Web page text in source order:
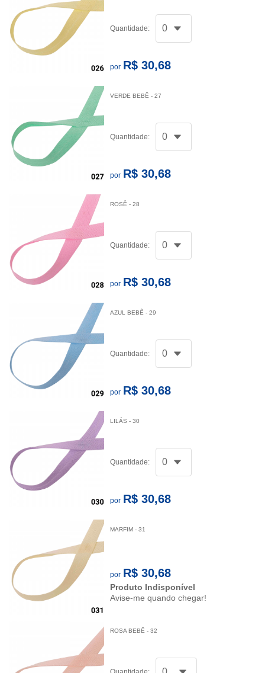
Quantidade:
por R$ 30,68
VERDE BEBÊ - 27
Quantidade:
por R$ 30,68
ROSÊ - 28
Quantidade:
por R$ 30,68
AZUL BEBÊ - 29
Quantidade:
por R$ 30,68
LILÁS - 30
Quantidade:
por R$ 30,68
MARFIM - 31
por R$ 30,68
Produto Indisponível
Avise-me quando chegar!
ROSA BEBÊ - 32